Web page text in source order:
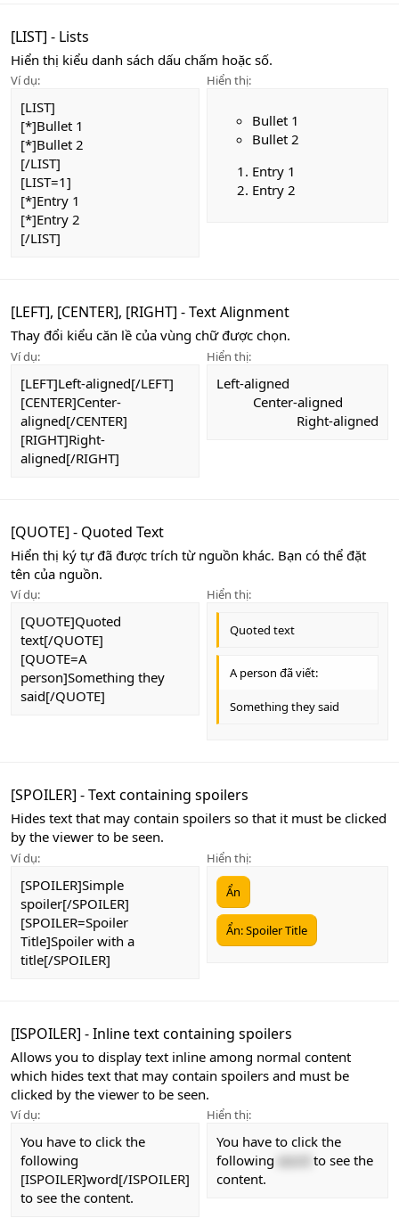
[LIST] - Lists
Hiển thị kiểu danh sách dấu chấm hoặc số.
Ví dụ:
[LIST]
[*]Bullet 1
[*]Bullet 2
[/LIST]
[LIST=1]
[*]Entry 1
[*]Entry 2
[/LIST]
Hiển thị:
Bullet 1
Bullet 2
Entry 1
Entry 2
[LEFT], [CENTER], [RIGHT] - Text Alignment
Thay đổi kiểu căn lề của vùng chữ được chọn.
Ví dụ:
[LEFT]Left-aligned[/LEFT]
[CENTER]Center-
aligned[/CENTER]
[RIGHT]Right-
aligned[/RIGHT]
Hiển thị:
Left-aligned​
Center-aligned​
Right-aligned​
[QUOTE] - Quoted Text
Hiển thị ký tự đã được trích từ nguồn khác. Bạn có thể đặt
tên của nguồn.
Ví dụ:
[QUOTE]Quoted
text[/QUOTE]
[QUOTE=A
person]Something they
said[/QUOTE]
Hiển thị:
Quoted text
A person đã viết:
Something they said
[SPOILER] - Text containing spoilers
Hides text that may contain spoilers so that it must be clicked
by the viewer to be seen.
Ví dụ:
[SPOILER]Simple
spoiler[/SPOILER]
[SPOILER=Spoiler
Title]Spoiler with a
title[/SPOILER]
Hiển thị:
Ẩn
Ẩn:Spoiler Title
[ISPOILER] - Inline text containing spoilers
Allows you to display text inline among normal content
which hides text that may contain spoilers and must be
clicked by the viewer to be seen.
Ví dụ:
You have to click the
following
[ISPOILER]word[/ISPOILER]
to see the content.
Hiển thị:
You have to click the
following word
to see the
content.